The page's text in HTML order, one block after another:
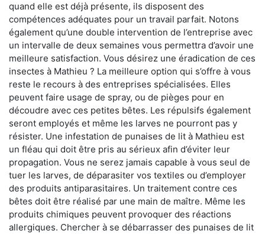
quand elle est déjà présente, ils disposent des
compétences adéquates pour un travail parfait. Notons
également qu’une double intervention de l’entreprise avec
un intervalle de deux semaines vous permettra d’avoir une
meilleure satisfaction. Vous désirez une éradication de ces
insectes à Mathieu ? La meilleure option qui s’offre à vous
reste le recours à des entreprises spécialisées. Elles
peuvent faire usage de spray, ou de pièges pour en
découdre avec ces petites bêtes. Les répulsifs également
seront employés et même les larves ne pourront pas y
résister. Une infestation de punaises de lit à Mathieu est
un fléau qui doit être pris au sérieux afin d’éviter leur
propagation. Vous ne serez jamais capable à vous seul de
tuer les larves, de déparasiter vos textiles ou d’employer
des produits antiparasitaires. Un traitement contre ces
bêtes doit être réalisé par une main de maître. Même les
produits chimiques peuvent provoquer des réactions
allergiques. Chercher à se débarrasser des punaises de lit